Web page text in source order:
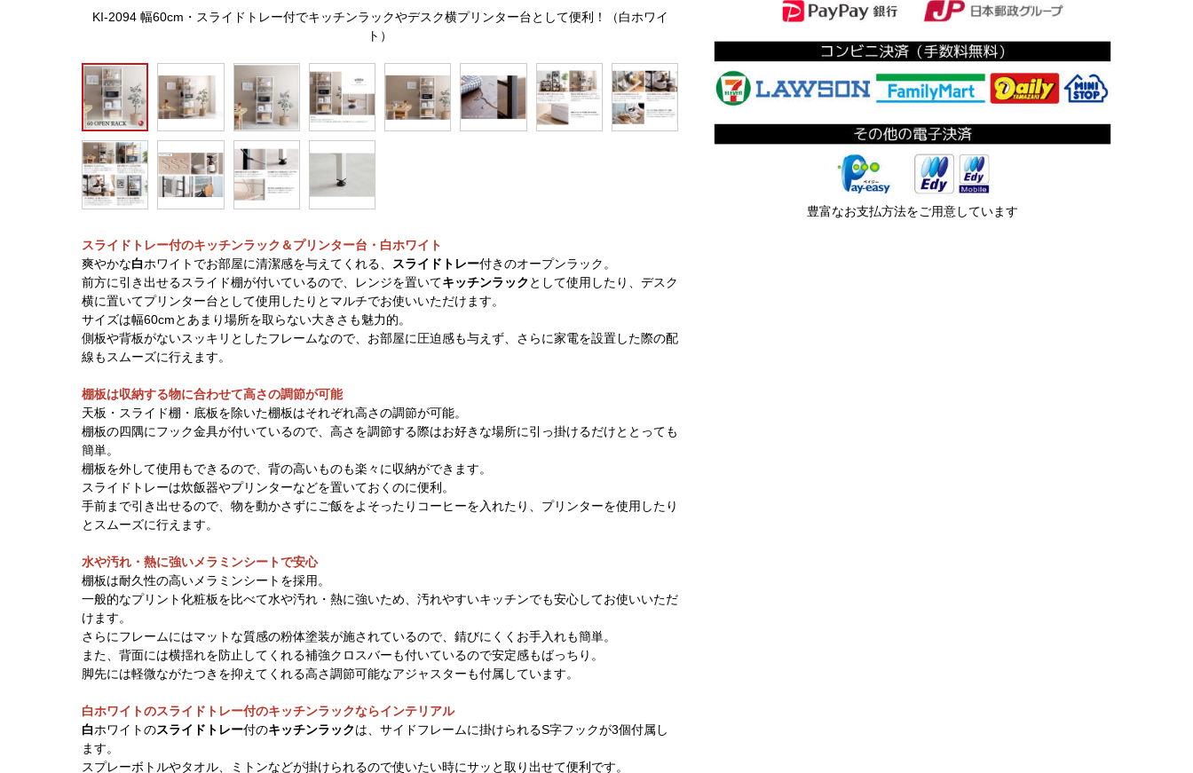
KI-2094 幅60cm・スライドトレー付でキッチンラックやデスク横プリンター台として便利！（白ホワイ
ト）
スライドトレー付のキッチンラック＆プリンター台・白ホワイト
爽やかな白ホワイトでお部屋に清潔感を与えてくれる、 スライドトレー付きのオープンラック。
前方に引き出せるスライド棚が付いているので、レンジを置いてキッチンラック として使用したり、デスク
横に置いてプリンター台として使用したりとマルチでお使いいただけます。
サイズは幅60cmとあまり場所を取らない大きさも魅力的。
側板や背板がないスッキリとしたフレームなので、お部屋に圧迫感も与えず、さらに家電を設置した際の配
線もスムーズに行えます。
棚板は収納する物に合わせて高さの調節が可能
天板・スライド棚・底板を除いた棚板はそれぞれ高さの調節が可能。
棚板の四隅にフック金具が付いているので、高さを調節する際はお好きな場所に引っ掛けるだけととっても
簡単。
棚板を外して使用もできるので、背の高いものも楽々に収納ができます。
スライドトレーは炊飯器やプリンターなどを置いておくのに便利。
手前まで引き出せるので、物を動かさずにご飯をよそったりコーヒーを入れたり、プリンターを使用したり
とスムーズに行えます。
水や汚れ・熱に強いメラミンシートで安心
棚板は耐久性の高いメラミンシートを採用。
一般的なプリント化粧板を比べて水や汚れ・熱に強いため、汚れやすいキッチンでも安心してお使いいただ
けます。
さらにフレームにはマットな質感の粉体塗装が施されているので、錆びにくくお手入れも簡単。
また、背面には横揺れを防止してくれる補強クロスバーも付いているので安定感もばっちり。
脚先には軽微ながたつきを抑えてくれる高さ調節可能なアジャスターも付属しています。
白ホワイトのスライドトレー付のキッチンラックならインテリアル
白ホワイトのスライドトレー付のキッチンラックは、サイドフレームに掛けられるS字フックが3個付属し
ます。
スプレーボトルやタオル、ミトンなどが掛けられるので使いたい時にサッと取り出せて便利です。
豊富なお支払方法をご用意しています